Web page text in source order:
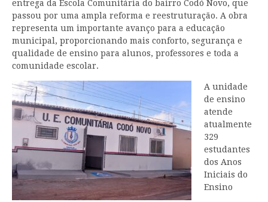
entrega da Escola Comunitária do bairro Codó Novo, que
passou por uma ampla reforma e reestruturação. A obra
representa um importante avanço para a educação
municipal, proporcionando mais conforto, segurança e
qualidade de ensino para alunos, professores e toda a
comunidade escolar.
A unidade
de ensino
atende
atualmente
329
estudantes
dos Anos
Iniciais do
Ensino